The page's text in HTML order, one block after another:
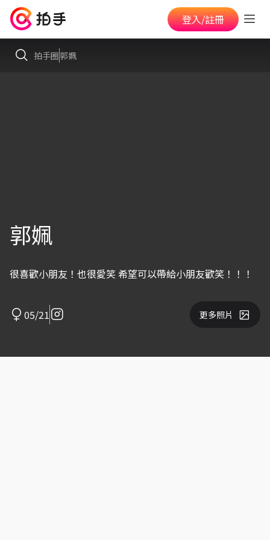
登入/註冊
拍手圈郭姵
郭姵
很喜歡小朋友！也很愛笑 希望可以帶給小朋友歡笑！！！
05/21 更多照片